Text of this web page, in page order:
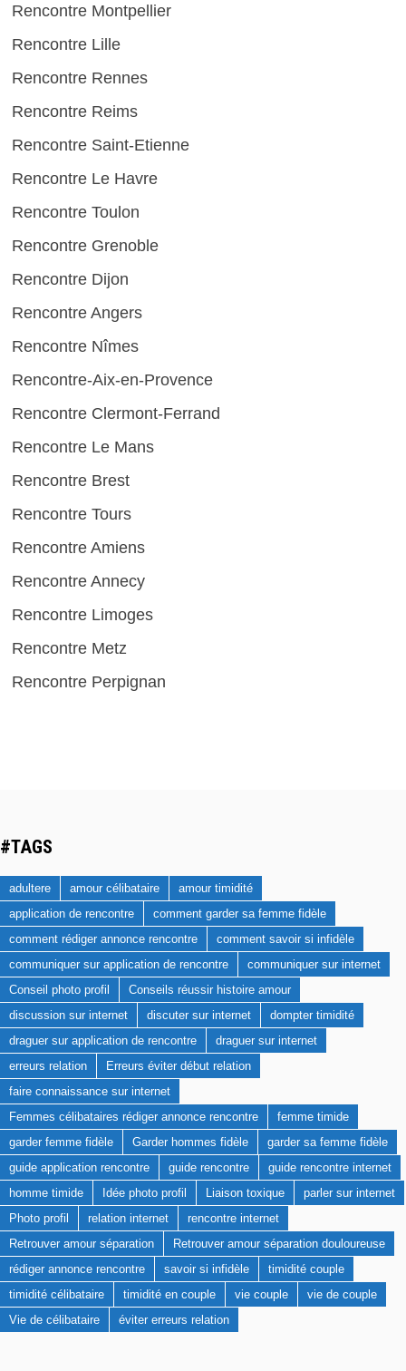
Rencontre Montpellier
Rencontre Lille
Rencontre Rennes
Rencontre Reims
Rencontre Saint-Etienne
Rencontre Le Havre
Rencontre Toulon
Rencontre Grenoble
Rencontre Dijon
Rencontre Angers
Rencontre Nîmes
Rencontre-Aix-en-Provence
Rencontre Clermont-Ferrand
Rencontre Le Mans
Rencontre Brest
Rencontre Tours
Rencontre Amiens
Rencontre Annecy
Rencontre Limoges
Rencontre Metz
Rencontre Perpignan
#TAGS
adultere amour célibataire
amour timidité
application de rencontre
comment garder sa femme fidèle
comment rédiger annonce rencontre
comment savoir si infidèle
communiquer sur application de rencontre
communiquer sur internet
Conseil photo profil
Conseils réussir histoire amour
discussion sur internet
discuter sur internet
dompter timidité
draguer sur application de rencontre
draguer sur internet
erreurs relation
Erreurs éviter début relation
faire connaissance sur internet
Femmes célibataires rédiger annonce rencontre
femme timide
garder femme fidèle
Garder hommes fidèle
garder sa femme fidèle
guide application rencontre
guide rencontre
guide rencontre internet
homme timide
Idée photo profil Liaison toxique
parler sur internet
Photo profil
relation internet
rencontre internet
Retrouver amour séparation
Retrouver amour séparation douloureuse
rédiger annonce rencontre
savoir si infidèle
timidité couple
timidité célibataire
timidité en couple vie couple
vie de couple
Vie de célibataire
éviter erreurs relation